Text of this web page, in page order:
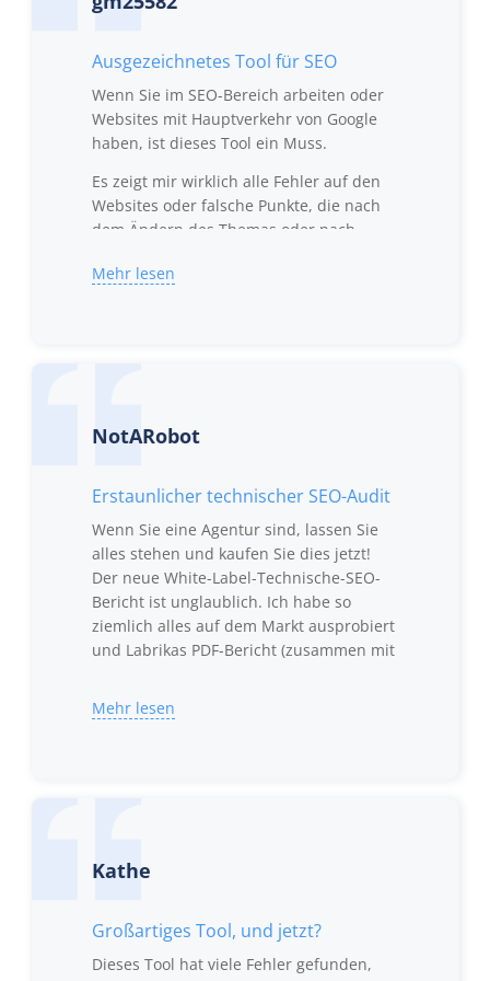
Ausgezeichnetes Tool für SEO
Wenn Sie im SEO-Bereich arbeiten oder
Websites mit Hauptverkehr von Google
haben, ist dieses Tool ein Muss.
Es zeigt mir wirklich alle Fehler auf den
Websites oder falsche Punkte, die nach
dem Ändern des Themas oder nach
im Inhalt auftreten.
Mehr lesen
NotARobot
Erstaunlicher technischer SEO-Audit
Wenn Sie eine Agentur sind, lassen Sie
alles stehen und kaufen Sie dies jetzt!
Der neue White-Label-Technische-SEO-
Bericht ist unglaublich. Ich habe so
ziemlich alles auf dem Markt ausprobiert
und Labrikas PDF-Bericht (zusammen mit
trifft den Sweet Spot zwischen der
Bereitstellung ausreichender technischer
Im Moment ist der technische SEO-Audit
usw. zu speichern. Es ist
einzugeben.
Ich brauche eine Möglichkeit,
Mehr lesen
Kathe
Großartiges Tool, und jetzt?
Dieses Tool hat viele Fehler gefunden,